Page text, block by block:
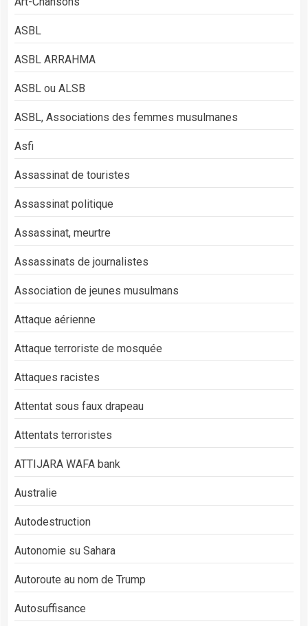
ASBL
ASBL ARRAHMA
ASBL ou ALSB
ASBL, Associations des femmes musulmanes
Asfi
Assassinat de touristes
Assassinat politique
Assassinat, meurtre
Assassinats de journalistes
Association de jeunes musulmans
Attaque aérienne
Attaque terroriste de mosquée
Attaques racistes
Attentat sous faux drapeau
Attentats terroristes
ATTIJARA WAFA bank
Australie
Autodestruction
Autonomie su Sahara
Autoroute au nom de Trump
Autosuffisance